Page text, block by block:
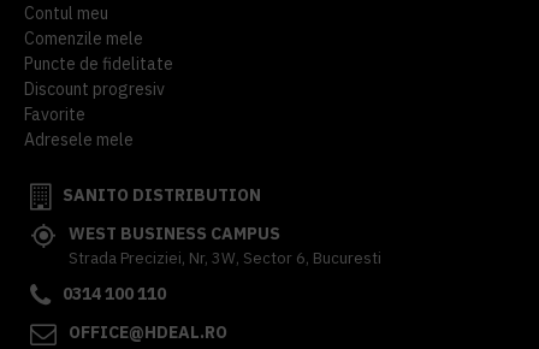
Contul meu
Comenzile mele
Puncte de fidelitate
Discount progresiv
Favorite
Adresele mele
SANITO DISTRIBUTION
WEST BUSINESS CAMPUS
Strada Preciziei, Nr, 3W, Sector 6, Bucuresti
0314 100 110
OFFICE@HDEAL.RO